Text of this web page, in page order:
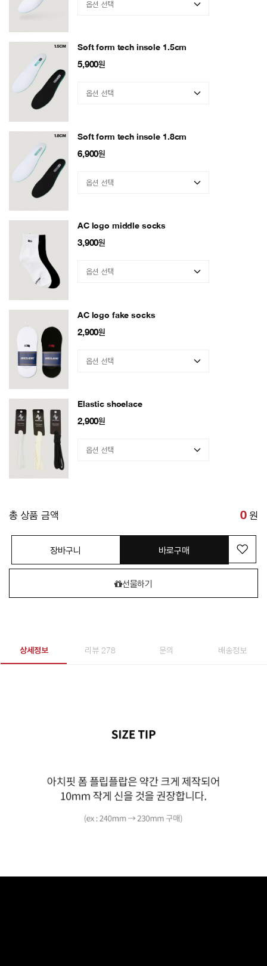
Soft form tech insole 1.5cm
5,900원
Soft form tech insole 1.8cm
6,900원
AC logo middle socks
3,900원
AC logo fake socks
2,900원
Elastic shoelace
2,900원
총 상품 금액 0 원
장바구니 바로구매
선물하기
상세정보 리뷰 278 문의 배송정보